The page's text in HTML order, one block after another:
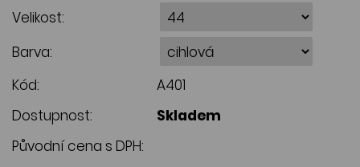
Velikost:
Barva:
Kód:
A401
Dostupnost:
Skladem
Původní cena s DPH: